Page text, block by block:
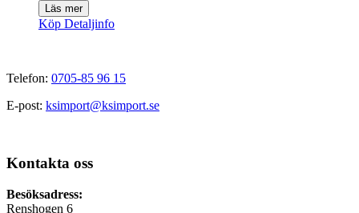
Läs mer
Köp Detaljinfo
Telefon: 0705-85 96 15
E-post: ksimport@ksimport.se
Kontakta oss
Besöksadress:
Renshogen 6